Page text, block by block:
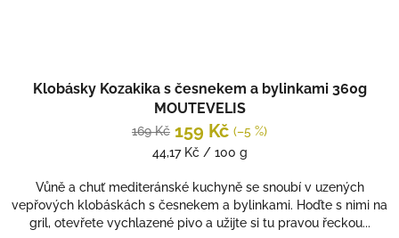
Klobásky Kozakika s česnekem a bylinkami 360g
MOUTEVELIS
169 Kč 159 Kč (–5 %)
Měrná
44,17 Kč / 100 g
Vůně a chuť mediteránské kuchyně se snoubí v uzených
vepřových klobáskách s česnekem a bylinkami. Hoďte s nimi na
gril, otevřete vychlazené pivo a užijte si tu pravou řeckou...